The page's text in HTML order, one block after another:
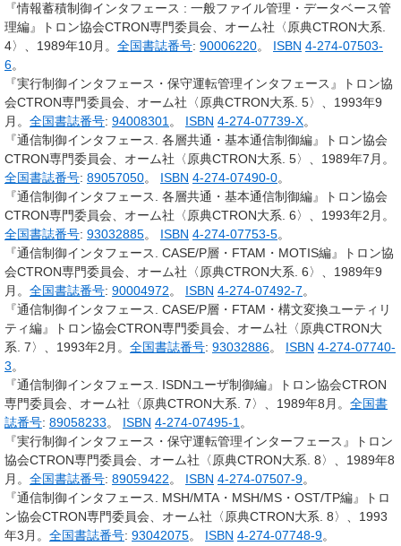
『情報蓄積制御インタフェース : 一般ファイル管理・データベース管
理編』トロン協会CTRON専門委員会、オーム社〈原典CTRON大系.
4〉、1989年10月。 全国書誌番号: 90006220。 ISBN 4-274-07503-
6。
『実行制御インタフェース・保守運転管理インタフェース』トロン協
会CTRON専門委員会、オーム社〈原典CTRON大系. 5〉、1993年9
月。 全国書誌番号: 94008301 。 ISBN 4-274-07739-X。
『通信制御インタフェース. 各層共通・基本通信制御編』トロン協会
CTRON専門委員会、オーム社〈原典CTRON大系. 5〉、1989年7月。
全国書誌番号: 89057050。 ISBN 4-274-07490-0。
『通信制御インタフェース. 各層共通・基本通信制御編』トロン協会
CTRON専門委員会、オーム社〈原典CTRON大系. 6〉、1993年2月。
全国書誌番号: 93032885。 ISBN 4-274-07753-5。
『通信制御インタフェース. CASE/P層・FTAM・MOTIS編』トロン協
会CTRON専門委員会、オーム社〈原典CTRON大系. 6〉、1989年9
月。 全国書誌番号: 90004972。 ISBN 4-274-07492-7。
『通信制御インタフェース. CASE/P層・FTAM・構文変換ユーティリ
ティ編』トロン協会CTRON専門委員会、オーム社〈原典CTRON大
系. 7〉、1993年2月。 全国書誌番号: 93032886。 ISBN 4-274-07740-
3。
『通信制御インタフェース. ISDNユーザ制御編』トロン協会CTRON
専門委員会、オーム社〈原典CTRON大系. 7〉、1989年8月。 全国書
誌番号: 89058233。 ISBN 4-274-07495-1 。
『実行制御インタフェース・保守運転管理インターフェース』トロン
協会CTRON専門委員会、オーム社〈原典CTRON大系. 8〉、1989年8
月。 全国書誌番号: 89059422。 ISBN 4-274-07507-9。
『通信制御インタフェース. MSH/MTA・MSH/MS・OST/TP編』トロ
ン協会CTRON専門委員会、オーム社〈原典CTRON大系. 8〉、1993
年3月。 全国書誌番号: 93042075。 ISBN 4-274-07748-9。